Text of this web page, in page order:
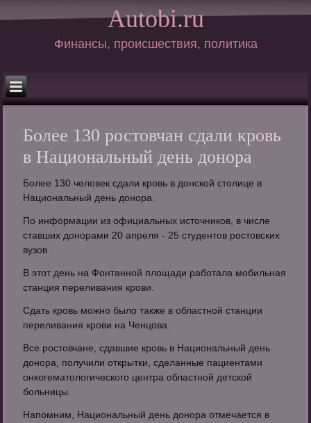
Autobi.ru
Финансы, происшествия, политика
Более 130 ростовчан сдали кровь
в Национальный день донора
Более 130 человек сдали кровь в донской столице в
Национальный день донора.
По информации из официальных источников, в числе
ставших донорами 20 апреля - 25 студентов ростовских
вузов .
В этот день на Фонтанной площади работала мобильная
станция переливания крови.
Сдать кровь можно было также в областной станции
переливания крови на Ченцова.
Все ростовчане, сдавшие кровь в Национальный день
донора, получили открытки, сделанные пациентами
онкогематологического центра областной детской
больницы.
Напомним, Национальный день донора отмечается в